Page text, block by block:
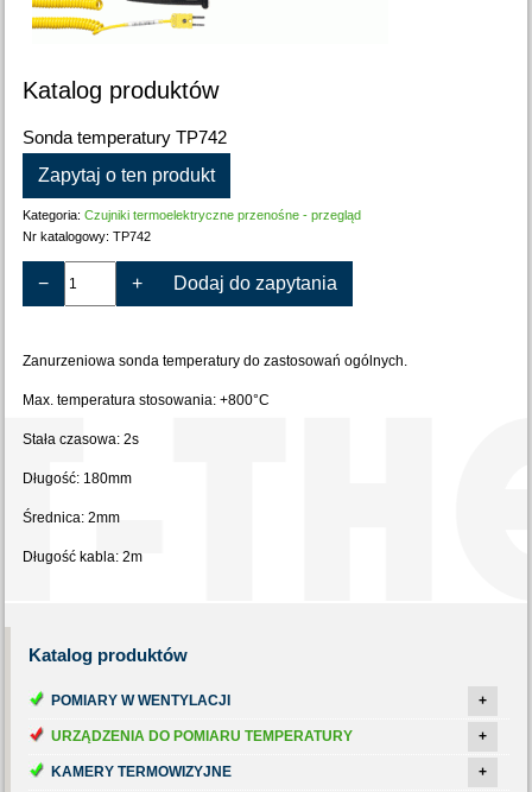
Katalog produktów
Sonda temperatury TP742
Zapytaj o ten produkt
Kategoria:Czujniki termoelektryczne przenośne - przegląd
Nr katalogowy:TP742
− + Dodaj do zapytania
Zanurzeniowa sonda temperatury do zastosowań ogólnych.
Max. temperatura stosowania: +800°C
Stała czasowa: 2s
Długość: 180mm
Średnica: 2mm
Długość kabla: 2m
Katalog produktów
POMIARY W WENTYLACJI +
URZĄDZENIA DO POMIARU TEMPERATURY +
KAMERY TERMOWIZYJNE +